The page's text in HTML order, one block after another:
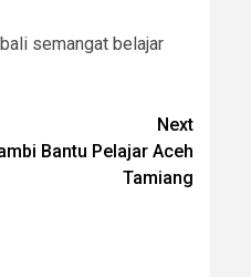
semangat belajar
Next
Bantu Pelajar Aceh
Tamiang